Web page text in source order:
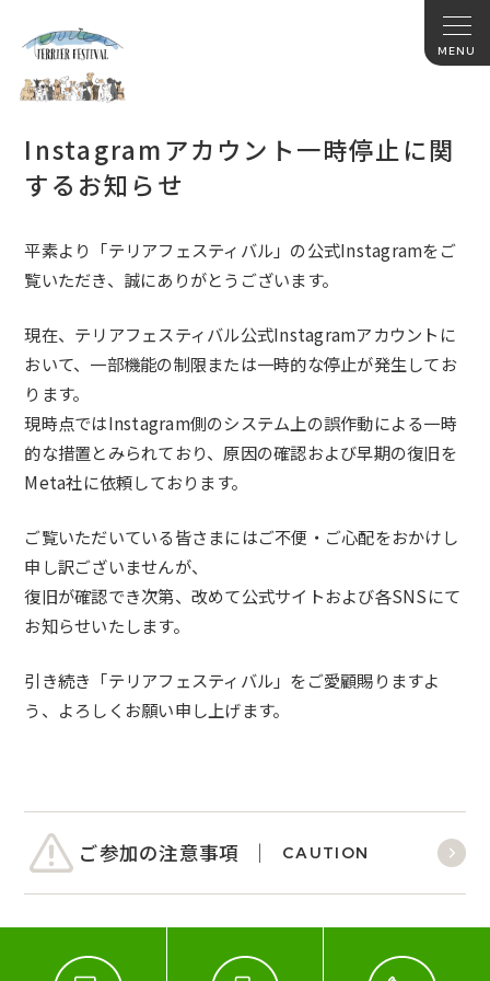
Instagramアカウント一時停止に関
するお知らせ
平素より「テリアフェスティバル」の公式Instagramをご
覧いただき、誠にありがとうございます。
現在、テリアフェスティバル公式Instagramアカウントに
おいて、一部機能の制限または一時的な停止が発生してお
ります。
現時点ではInstagram側のシステム上の誤作動による一時
的な措置とみられており、原因の確認および早期の復旧を
Meta社に依頼しております。
ご覧いただいている皆さまにはご不便・ご心配をおかけし
申し訳ございませんが、
復旧が確認でき次第、改めて公式サイトおよび各SNSにて
お知らせいたします。
引き続き「テリアフェスティバル」をご愛顧賜りますよ
う、よろしくお願い申し上げます。
ご参加の注意事項 CAUTION